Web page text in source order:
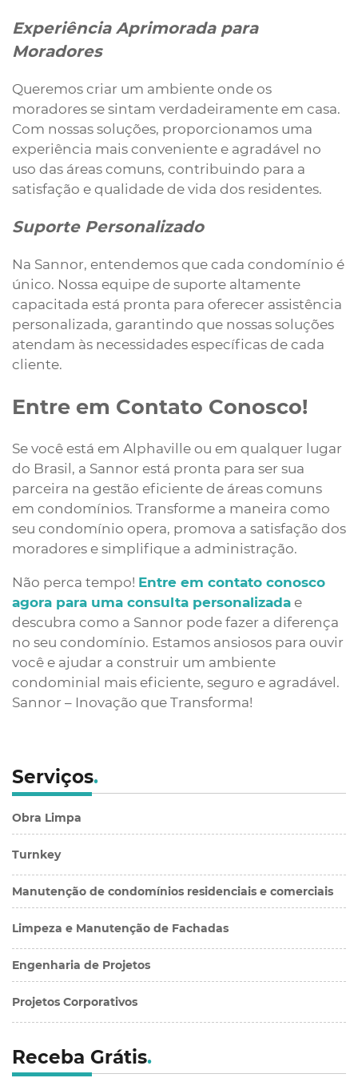
Experiência Aprimorada para
Moradores
Queremos criar um ambiente onde os
moradores se sintam verdadeiramente em casa.
Com nossas soluções, proporcionamos uma
experiência mais conveniente e agradável no
uso das áreas comuns, contribuindo para a
satisfação e qualidade de vida dos residentes.
Suporte Personalizado
Na Sannor, entendemos que cada condomínio é
único. Nossa equipe de suporte altamente
capacitada está pronta para oferecer assistência
personalizada, garantindo que nossas soluções
atendam às necessidades específicas de cada
cliente.
Entre em Contato Conosco!
Se você está em Alphaville ou em qualquer lugar
do Brasil, a Sannor está pronta para ser sua
parceira na gestão eficiente de áreas comuns
em condomínios. Transforme a maneira como
seu condomínio opera, promova a satisfação dos
moradores e simplifique a administração.
Não perca tempo! Entre em contato conosco
agora para uma consulta personalizada e
descubra como a Sannor pode fazer a diferença
no seu condomínio. Estamos ansiosos para ouvir
você e ajudar a construir um ambiente
condominial mais eficiente, seguro e agradável.
Sannor – Inovação que Transforma!
Serviços.
Obra Limpa
Turnkey
Manutenção de condomínios residenciais e comerciais
Limpeza e Manutenção de Fachadas
Engenharia de Projetos
Projetos Corporativos
Receba Grátis.